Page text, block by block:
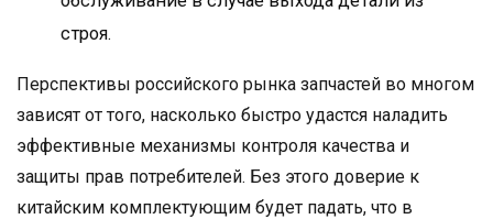
строя.
Перспективы российского рынка запчастей во многом
зависят от того, насколько быстро удастся наладить
эффективные механизмы контроля качества и
защиты прав потребителей. Без этого доверие к
китайским комплектующим будет падать, что в